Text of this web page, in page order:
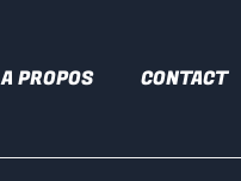
A PROPOS CONTACT